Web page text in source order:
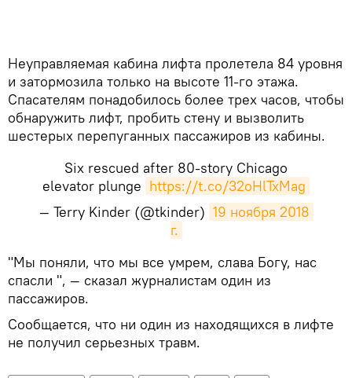
Неуправляемая кабина лифта пролетела 84 уровня
и затормозила только на высоте 11-го этажа.
Спасателям понадобилось более трех часов, чтобы
обнаружить лифт, пробить стену и вызволить
шестерых перепуганных пассажиров из кабины.
Six rescued after 80-story Chicago
elevator plunge https://t.co/32oHlTxMag
— Terry Kinder (@tkinder) 19 ноября 2018
г.
​"Мы поняли, что мы все умрем, слава Богу, нас
спасли ", — сказал журналистам один из
пассажиров.
Сообщается, что ни один из находящихся в лифте
не получил серьезных травм.